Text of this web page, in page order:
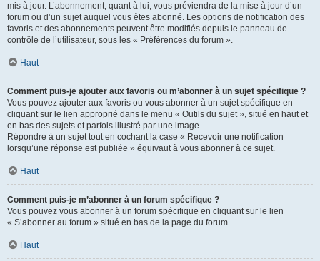
mis à jour. L’abonnement, quant à lui, vous préviendra de la mise à jour d’un
forum ou d’un sujet auquel vous êtes abonné. Les options de notification des
favoris et des abonnements peuvent être modifiés depuis le panneau de
contrôle de l’utilisateur, sous les « Préférences du forum ».
Haut
Comment puis-je ajouter aux favoris ou m’abonner à un sujet spécifique ?
Vous pouvez ajouter aux favoris ou vous abonner à un sujet spécifique en
cliquant sur le lien approprié dans le menu « Outils du sujet », situé en haut et
en bas des sujets et parfois illustré par une image.
Répondre à un sujet tout en cochant la case « Recevoir une notification
lorsqu’une réponse est publiée » équivaut à vous abonner à ce sujet.
Haut
Comment puis-je m’abonner à un forum spécifique ?
Vous pouvez vous abonner à un forum spécifique en cliquant sur le lien
« S’abonner au forum » situé en bas de la page du forum.
Haut